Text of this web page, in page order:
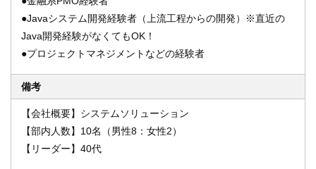
●Javaシステム開発経験者（上流工程からの開発）※直近の
Java開発経験がなくてもOK！
●プロジェクトマネジメントなどの経験者
備考
【会社概要】システムソリューション
【部内人数】10名（男性8：女性2）
【リーダー】40代